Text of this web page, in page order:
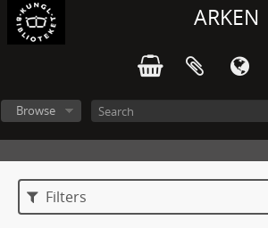
ARKEN
Browse
Filters